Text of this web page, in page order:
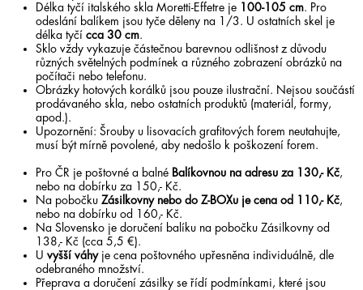
Délka tyčí italského skla Moretti-Effetre je 100-105 cm. Pro
odeslání balíkem jsou tyče děleny na 1/3. U ostatních skel je
délka tyčícca 30 cm.
Sklo vždy vykazuje částečnou barevnou odlišnost z důvodu
různých světelných podmínek a různého zobrazení obrázků na
počítači nebo telefonu.
Obrázky hotových korálků jsou pouze ilustrační. Nejsou součástí
prodávaného skla, nebo ostatních produktů (materiál, formy,
apod.).
Upozornění: Šrouby u lisovacích grafitových forem neutahujte,
musí být mírně povolené, aby nedošlo k poškození forem.
Pro ČR je poštovné a balné Balíkovnou na adresu za 130,- Kč,
nebo na dobírku za 150,- Kč.
Na pobočkuZásilkovny nebo do Z-BOXu je cena od 110,- Kč,
nebo na dobírku od 160,- Kč.
Na Slovensko je doručení balíku na pobočku Zásilkovny od
138,- Kč (cca 5,5 €).
Uvyšší váhyje cena poštovného upřesněna individuálně, dle
odebraného množství.
Přeprava a doručení zásilky se řídí podmínkami, které jsou